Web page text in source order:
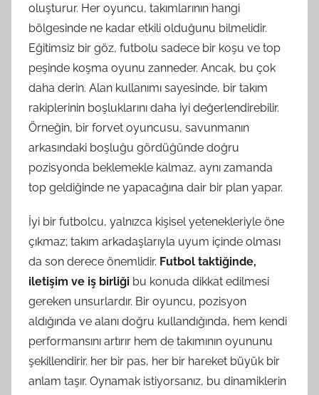
oluşturur. Her oyuncu, takımlarının hangi
bölgesinde ne kadar etkili olduğunu bilmelidir.
Eğitimsiz bir göz, futbolu sadece bir koşu ve top
peşinde koşma oyunu zanneder. Ancak, bu çok
daha derin. Alan kullanımı sayesinde, bir takım
rakiplerinin boşluklarını daha iyi değerlendirebilir.
Örneğin, bir forvet oyuncusu, savunmanın
arkasındaki boşluğu gördüğünde doğru
pozisyonda beklemekle kalmaz, aynı zamanda
top geldiğinde ne yapacağına dair bir plan yapar.
İyi bir futbolcu, yalnızca kişisel yetenekleriyle öne
çıkmaz; takım arkadaşlarıyla uyum içinde olması
da son derece önemlidir. Futbol taktiğinde,
iletişim ve iş birliği bu konuda dikkat edilmesi
gereken unsurlardır. Bir oyuncu, pozisyon
aldığında ve alanı doğru kullandığında, hem kendi
performansını artırır hem de takımının oyununu
şekillendirir. her bir pas, her bir hareket büyük bir
anlam taşır. Oynamak istiyorsanız, bu dinamiklerin